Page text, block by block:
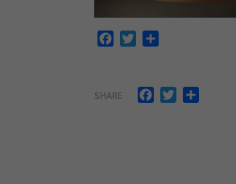
Facebook
Twitter
SHARE Facebook
Twitter